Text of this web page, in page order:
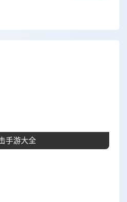
手游大全